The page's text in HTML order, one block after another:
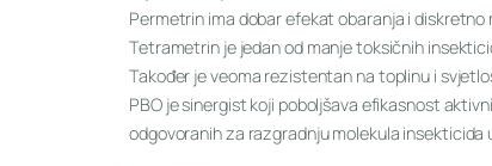
Permetrin ima dobar efekat obaranja i diskretno
Tetrametrin je jedan od manje toksičnih
Također je veoma rezistentan na toplinu i
PBO je sinergist koji poboljšava efikasnost
odgovoranih za razgradnju molekula insekticida